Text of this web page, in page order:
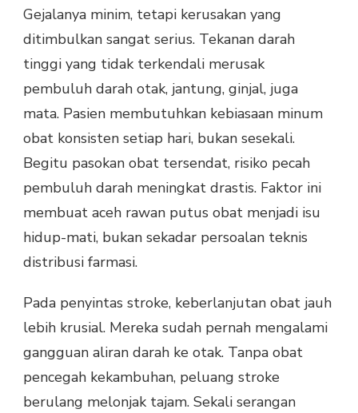
Gejalanya minim, tetapi kerusakan yang
ditimbulkan sangat serius. Tekanan darah
tinggi yang tidak terkendali merusak
pembuluh darah otak, jantung, ginjal, juga
mata. Pasien membutuhkan kebiasaan minum
obat konsisten setiap hari, bukan sesekali.
Begitu pasokan obat tersendat, risiko pecah
pembuluh darah meningkat drastis. Faktor ini
membuat aceh rawan putus obat menjadi isu
hidup-mati, bukan sekadar persoalan teknis
distribusi farmasi.
Pada penyintas stroke, keberlanjutan obat jauh
lebih krusial. Mereka sudah pernah mengalami
gangguan aliran darah ke otak. Tanpa obat
pencegah kekambuhan, peluang stroke
berulang melonjak tajam. Sekali serangan